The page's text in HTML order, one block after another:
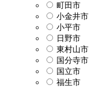
町田市
小金井市
小平市
日野市
東村山市
国分寺市
国立市
福生市